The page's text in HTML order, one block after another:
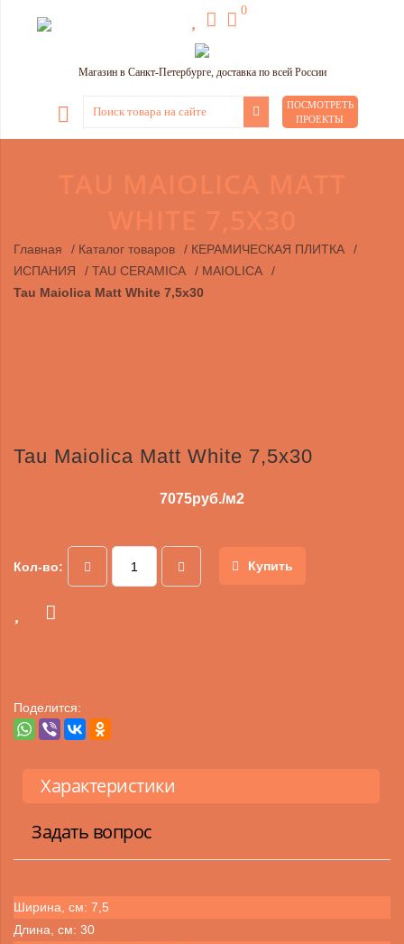
0
Магазин в Санкт-Петербурге, доставка по всей России
ПОСМОТРЕТЬ
ПРОЕКТЫ
Главная / Каталог товаров / КЕРАМИЧЕСКАЯ ПЛИТКА
/
ИСПАНИЯ
/ TAU CERAMICA / MAIOLICA
/
Tau Maiolica Matt White 7,5х30
Tau Maiolica Matt White 7,5х30
7075руб./м2
Кол-во: Купить
Поделится:
Характеристики
Задать вопрос
Ширина, см: 7,5
Длина, см: 30